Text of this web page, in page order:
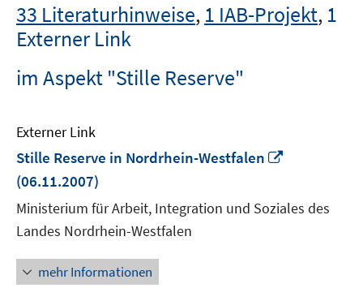
33 Literaturhinweise, 1 IAB-Projekt, 1
Externer Link
im Aspekt "Stille Reserve"
Externer Link
Stille Reserve in Nordrhein-Westfalen
öffnen
(06.11.2007)
Ministerium für Arbeit, Integration und Soziales des
Landes Nordrhein-Westfalen
mehr Informationen